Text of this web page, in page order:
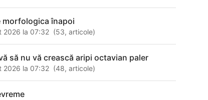
morfologica înapoi
2026 la 07:32 (53,articole)
să nu vă crească aripi octavian paler
2026 la 07:32 (48,articole)